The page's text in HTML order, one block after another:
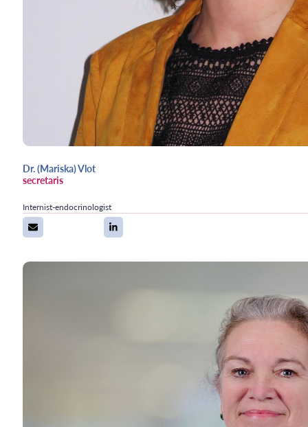
Dr. (Mariska) Vlot
secretaris
Internist-endocrinologist